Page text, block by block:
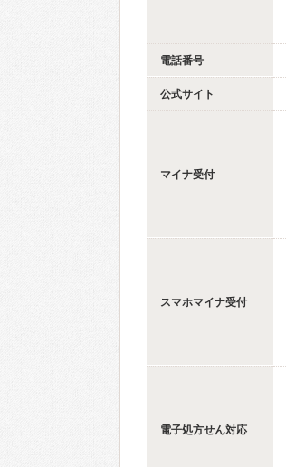
電話番号
公式サイト
マイナ受付
スマホマイナ受付
電子処方せん対応